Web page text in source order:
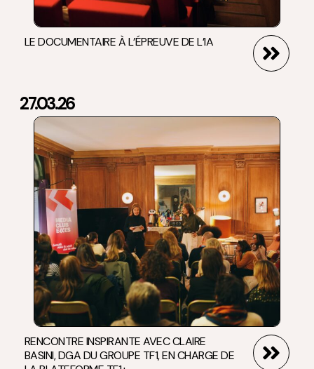
LE DOCUMENTAIRE À L’ÉPREUVE DE L’IA
27.03.26
RENCONTRE INSPIRANTE AVEC CLAIRE
BASINI, DGA DU GROUPE TF1, EN CHARGE DE